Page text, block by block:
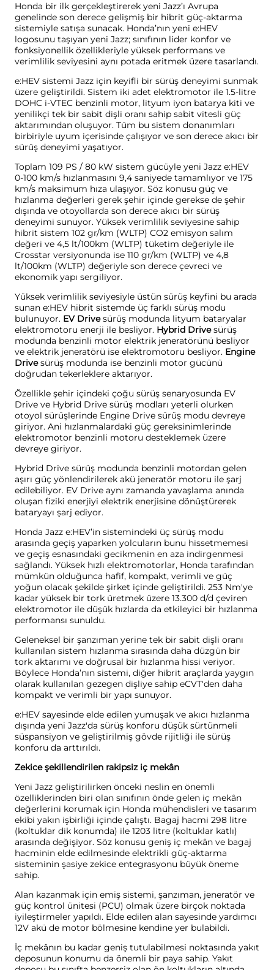
Honda bir ilk gerçekleştirerek yeni Jazz’ı Avrupa
genelinde son derece gelişmiş bir hibrit güç-aktarma
sistemiyle satışa sunacak. Honda’nın yeni e:HEV
logosunu taşıyan yeni Jazz; sınıfının lider konfor ve
fonksiyonellik özellikleriyle yüksek performans ve
verimlilik seviyesini aynı potada eritmek üzere tasarlandı.
e:HEV sistemi Jazz için keyifli bir sürüş deneyimi sunmak
üzere geliştirildi. Sistem iki adet elektromotor ile 1.5-litre
DOHC i-VTEC benzinli motor, lityum iyon batarya kiti ve
yenilikçi tek bir sabit dişli oranı sahip sabit vitesli güç
aktarımından oluşuyor. Tüm bu sistem donanımları
birbiriyle uyum içerisinde çalışıyor ve son derece akıcı bir
sürüş deneyimi yaşatıyor.
Toplam 109 PS / 80 kW sistem gücüyle yeni Jazz e:HEV
0-100 km/s hızlanmasını 9,4 saniyede tamamlıyor ve 175
km/s maksimum hıza ulaşıyor. Söz konusu güç ve
hızlanma değerleri gerek şehir içinde gerekse de şehir
dışında ve otoyollarda son derece akıcı bir sürüş
deneyimi sunuyor. Yüksek verimlilik seviyesine sahip
hibrit sistem 102 gr/km (WLTP) CO2 emisyon salım
değeri ve 4,5 lt/100km (WLTP) tüketim değeriyle ile
Crosstar versiyonunda ise 110 gr/km (WLTP) ve 4,8
lt/100km (WLTP) değeriyle son derece çevreci ve
ekonomik yapı sergiliyor.
Yüksek verimlilik seviyesiyle üstün sürüş keyfini bu arada
sunan e:HEV hibrit sistemde üç farklı sürüş modu
bulunuyor. EV Drivesürüş modunda lityum bataryalar
elektromotoru enerji ile besliyor. Hybrid Drivesürüş
modunda benzinli motor elektrik jeneratörünü besliyor
ve elektrik jeneratörü ise elektromotoru besliyor. Engine
Drivesürüş modunda ise benzinli motor gücünü
doğrudan tekerleklere aktarıyor.
Özellikle şehir içindeki çoğu sürüş senaryosunda EV
Drive ve Hybrid Drive sürüş modları yeterli olurken
otoyol sürüşlerinde Engine Drive sürüş modu devreye
giriyor. Ani hızlanmalardaki güç gereksinimlerinde
elektromotor benzinli motoru desteklemek üzere
devreye giriyor.
Hybrid Drive sürüş modunda benzinli motordan gelen
aşırı güç yönlendirilerek akü jeneratör motoru ile şarj
edilebiliyor. EV Drive aynı zamanda yavaşlama anında
oluşan fiziki enerjiyi elektrik enerjisine dönüştürerek
bataryayı şarj ediyor.
Honda Jazz e:HEV’in sistemindeki üç sürüş modu
arasında geçiş yaparken yolcuların bunu hissetmemesi
ve geçiş esnasındaki gecikmenin en aza indirgenmesi
sağlandı. Yüksek hızlı elektromotorlar, Honda tarafından
mümkün olduğunca hafif, kompakt, verimli ve güç
yoğun olacak şekilde şirket içinde geliştirildi. 253 Nm'ye
kadar yüksek bir tork üretmek üzere 13.300 d/d çeviren
elektromotor ile düşük hızlarda da etkileyici bir hızlanma
performansı sunuldu.
Geleneksel bir şanzıman yerine tek bir sabit dişli oranı
kullanılan sistem hızlanma sırasında daha düzgün bir
tork aktarımı ve doğrusal bir hızlanma hissi veriyor.
Böylece Honda’nın sistemi, diğer hibrit araçlarda yaygın
olarak kullanılan gezegen dişliye sahip eCVT'den daha
kompakt ve verimli bir yapı sunuyor.
e:HEV sayesinde elde edilen yumuşak ve akıcı hızlanma
dışında yeni Jazz'da sürüş konforu düşük sürtünmeli
süspansiyon ve geliştirilmiş gövde rijitliği ile sürüş
konforu da arttırıldı.
Zekice şekillendirilen rakipsiz iç mekân
Yeni Jazz geliştirilirken önceki neslin en önemli
özelliklerinden biri olan sınıfının önde gelen iç mekân
değerlerini korumak için Honda mühendisleri ve tasarım
ekibi yakın işbirliği içinde çalıştı. Bagaj hacmi 298 litre
(koltuklar dik konumda) ile 1203 litre (koltuklar katlı)
arasında değişiyor. Söz konusu geniş iç mekân ve bagaj
hacminin elde edilmesinde elektrikli güç-aktarma
sisteminin şasiye zekice entegrasyonu büyük öneme
sahip.
Alan kazanmak için emiş sistemi, şanzıman, jeneratör ve
güç kontrol ünitesi (PCU) olmak üzere birçok noktada
iyileştirmeler yapıldı. Elde edilen alan sayesinde yardımcı
12V akü de motor bölmesine kendine yer bulabildi.
İç mekânın bu kadar geniş tutulabilmesi noktasında yakıt
deposunun konumu da önemli bir paya sahip. Yakıt